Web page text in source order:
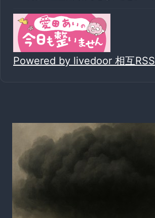
Powered by livedoor 相互RSS